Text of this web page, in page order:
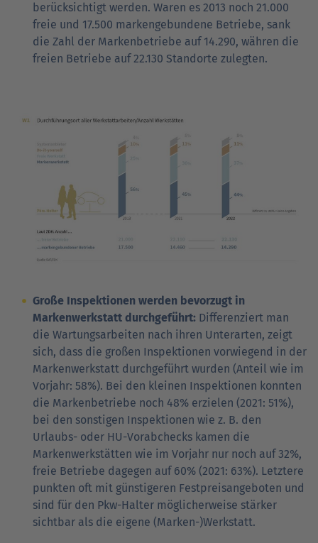
berücksichtigt werden. Waren es 2013 noch 21.000
freie und 17.500 markengebundene Betriebe, sank
die Zahl der Markenbetriebe auf 14.290, währen die
freien Betriebe auf 22.130 Standorte zulegten.
Große Inspektionen werden bevorzugt in
Markenwerkstatt durchgeführt: Differenziert man
die Wartungsarbeiten nach ihren Unterarten, zeigt
sich, dass die großen Inspektionen vorwiegend in der
Markenwerkstatt durchgeführt wurden (Anteil wie im
Vorjahr: 58%). Bei den kleinen Inspektionen konnten
die Markenbetriebe noch 48% erzielen (2021: 51%),
bei den sonstigen Inspektionen wie z. B. den
Urlaubs- oder HU-Vorabchecks kamen die
Markenwerkstätten wie im Vorjahr nur noch auf 32%,
freie Betriebe dagegen auf 60% (2021: 63%). Letztere
punkten oft mit günstigeren Festpreisangeboten und
sind für den Pkw-Halter möglicherweise stärker
sichtbar als die eigene (Marken-)Werkstatt.